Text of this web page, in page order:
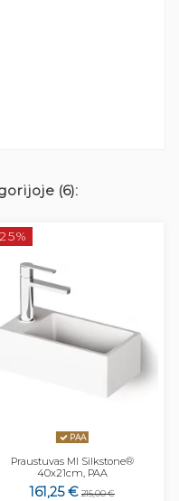
(6):
PAA
Praustuvas MI Silkstone®
40x21cm, PAA
161,25 € 215,00 €